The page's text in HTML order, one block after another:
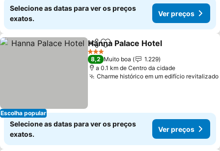
Selecione as datas para ver os preços
exatos.
Ver preços
Escolha popular
PartilharAdicionar aos favoritos
Hanna Palace Hotel
3 Estrelas
8,2 Muito boa
1.229
a 0.1 km de Centro da cidade
Charme histórico em um edifício revitalizado
Selecione as datas para ver os preços
exatos.
Ver preços